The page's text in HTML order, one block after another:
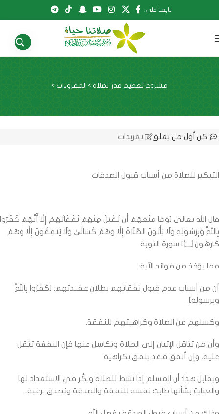
تابعنا على:
مشروع تعظيم قدر الصلاة > المقروءات >
كن أول من يعلق تغريدات
التبكير للصلاة من أسباب قبول الصدقات
قال الله تعالى [وَمَا مَنَعَهُمْ أَن تُقْبَلَ مِنْهُمْ نَفَقَاتُهُمْ إِلَّا أَنَّهُمْ كَفَرُوا
بِاللَّهِ وَبِرَسُولِهِ وَلَا يَأْتُونَ الصَّلَاةَ إِلَّا وَهُمْ كُسَالَىٰ وَلَا يُنفِقُونَ إِلَّا وَهُمْ
كَارِهُونَ ۝] سورة التوبة
مما يؤخذ من فوائد الآية:
أن من أسباب عدم قبول نفقاتهم بطلان عقيدتهم: [كَفَرُوا بِاللَّهِ
وبرسوله].
وكسلهم عن الصلاة وكراهيتهم للنفقة.
وأن من تثاقل الإتيان إلى الصلاة وتكاسل عنها فإن النفقة تثقل
عليه، وإن أنفق فقد ينفق بكراهية.
ويقابل هذا: أن المسلم إذا نشط للصلاة وبكَّر في الاستعداد لها
والعناية بشأنها طابت نفسه للنفقة والصدقة وتصدق برغبة.